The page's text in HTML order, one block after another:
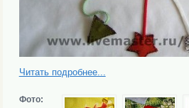
Читать подробнее...
Фото: